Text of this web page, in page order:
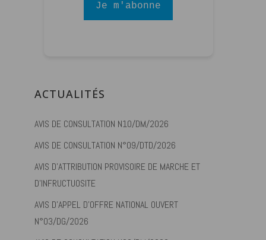
Je m'abonne
ACTUALITÉS
AVIS DE CONSULTATION N10/DM/2026
AVIS DE CONSULTATION N°09/DTD/2026
AVIS D’ATTRIBUTION PROVISOIRE DE MARCHE ET
D’INFRUCTUOSITE
AVIS D’APPEL D’OFFRE NATIONAL OUVERT
N°03/DG/2026